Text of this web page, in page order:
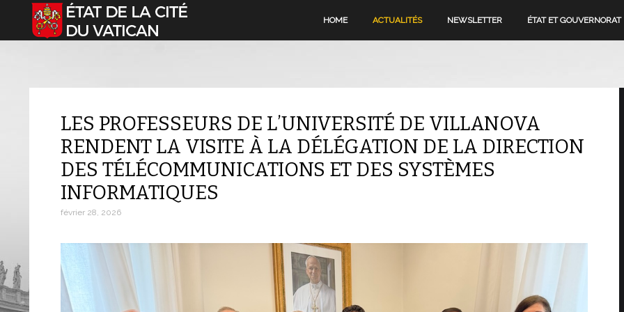
Sélectionnez votre langue HOME ACTUALITÉS NEWSLETTER ÉTAT ET GOUVERNORAT
LES PROFESSEURS DE L’UNIVERSITÉ DE VILLANOVA
RENDENT LA VISITE À LA DÉLÉGATION DE LA DIRECTION
DES TÉLÉCOMMUNICATIONS ET DES SYSTÈMES
INFORMATIQUES
février 28, 2026